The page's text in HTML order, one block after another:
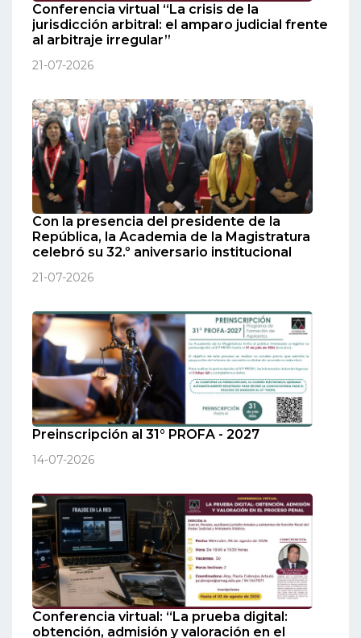
Conferencia virtual “La crisis de la
jurisdicción arbitral: el amparo judicial frente
al arbitraje irregular”
21-07-2026
Con la presencia del presidente de la
República, la Academia de la Magistratura
celebró su 32.º aniversario institucional
21-07-2026
Preinscripción al 31° PROFA - 2027
14-07-2026
Conferencia virtual: “La prueba digital:
obtención, admisión y valoración en el